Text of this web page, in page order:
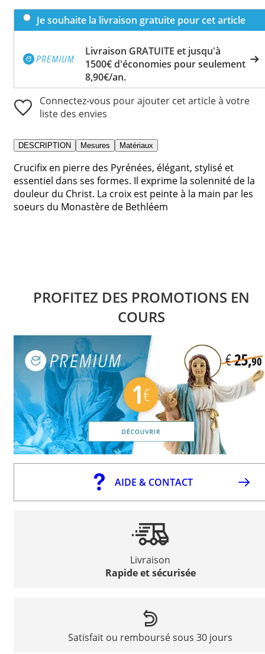
Je souhaite la livraison gratuite pour cet article
Livraison GRATUITE et jusqu'à
1500€ d'économies pour seulement
8,90€/an.
Connectez-vous pour ajouter cet article à votre
liste des envies
DESCRIPTION Mesures Matériaux
Crucifix en pierre des Pyrénées, élégant, stylisé et
essentiel dans ses formes. Il exprime la solennité de la
douleur du Christ. La croix est peinte à la main par les
soeurs du Monastère de Bethléem
PROFITEZ DES PROMOTIONS EN
COURS
AIDE & CONTACT
Livraison
Rapide et sécurisée
Satisfait ou remboursé sous 30 jours